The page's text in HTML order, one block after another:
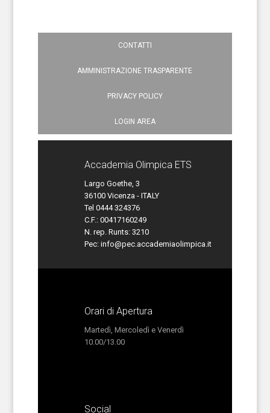
CONTATTI
AMMINISTRAZIONE TRASPARENTE
PRIVACY POLICY
LOGIN AREA
Accademia Olimpica ETS
Largo Goethe, 3
36100 Vicenza - ITALY
Tel 0444 324376
C.F.: 00417160249
N. rep. Runts: 3210
Pec: info@pec.accademiaolimpica.it
Orari di Apertura
Martedì, Mercoledì e Venerdì
10.00/13.00
Social